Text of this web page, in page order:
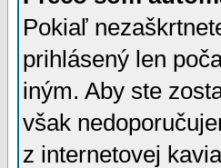
Pokiaľ
prihlásený len
iným. Aby ste
však
z internetovej